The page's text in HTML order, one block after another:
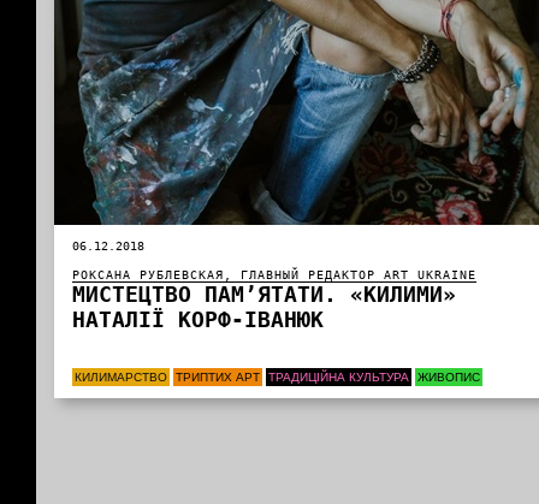
06.12.2018
РОКСАНА РУБЛЕВСКАЯ, ГЛАВНЫЙ РЕДАКТОР ART UKRAINE
МИСТЕЦТВО ПАМ’ЯТАТИ. «КИЛИМИ»
НАТАЛІЇ КОРФ-ІВАНЮК
КИЛИМАРСТВО ТРИПТИХ АРТ ТРАДИЦІЙНА КУЛЬТУРА ЖИВОПИС